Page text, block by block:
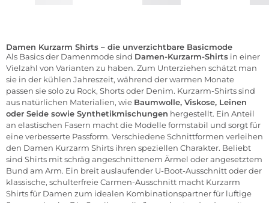
Damen Kurzarm Shirts – die unverzichtbare Basicmode
Als Basics der Damenmode sind Damen-Kurzarm-Shirts in einer
Vielzahl von Varianten zu haben. Zum Unterziehen schätzt man
sie in der kühlen Jahreszeit, während der warmen Monate
passen sie solo zu Rock, Shorts oder Denim. Kurzarm-Shirts sind
aus natürlichen Materialien, wie Baumwolle, Viskose, Leinen
oder Seide sowie Synthetikmischungen hergestellt. Ein Anteil
an elastischen Fasern macht die Modelle formstabil und sorgt für
eine verbesserte Passform. Verschiedene Schnittformen verleihen
den Damen Kurzarm Shirts ihren speziellen Charakter. Beliebt
sind Shirts mit schräg angeschnittenem Ärmel oder angesetztem
Bund am Arm. Ein breit auslaufender U-Boot-Ausschnitt oder der
klassische, schulterfreie Carmen-Ausschnitt macht Kurzarm
Shirts für Damen zum idealen Kombinationspartner für luftige